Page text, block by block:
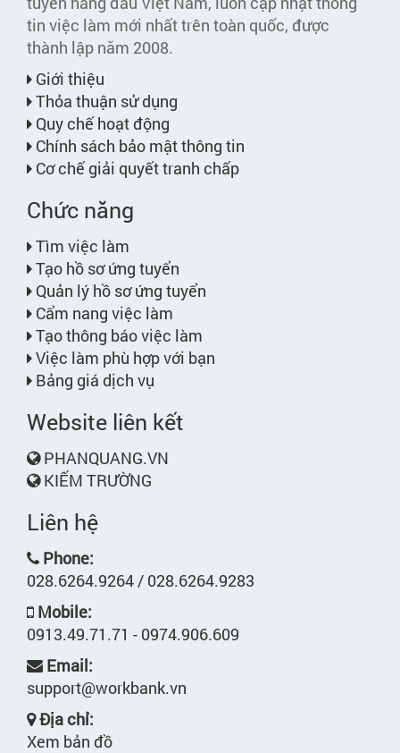
tin việc làm mới nhất trên toàn quốc, được
thành lập năm 2008.
Giới thiệu
Thỏa thuận sử dụng
Quy chế hoạt động
Chính sách bảo mật thông tin
Cơ chế giải quyết tranh chấp
Chức năng
Tìm việc làm
Tạo hồ sơ ứng tuyển
Quản lý hồ sơ ứng tuyển
Cẩm nang việc làm
Tạo thông báo việc làm
Việc làm phù hợp với bạn
Bảng giá dịch vụ
Website liên kết
PHANQUANG.VN
KIẾM TRƯỜNG
Liên hệ
Phone:
028.6264.9264 / 028.6264.9283
Mobile:
0913.49.71.71 - 0974.906.609
Email:
support@workbank.vn
Địa chỉ:
Xem bản đồ